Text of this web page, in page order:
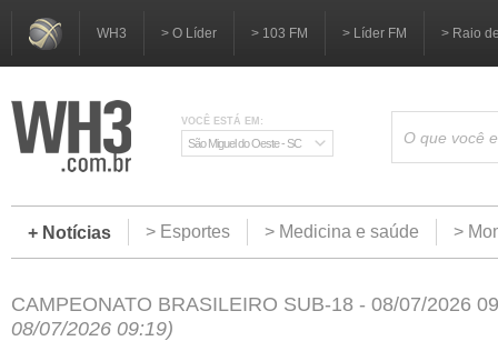
WH3 > O Líder > 103 FM > Líder FM > Raio
VOCÊ ESTÁ EM:
São Miguel do Oeste - SC
+ Notícias > Esportes > Medicina e saúde >
CAMPEONATO BRASILEIRO SUB-18 - 08/07/2026
08/07/2026 09:19)